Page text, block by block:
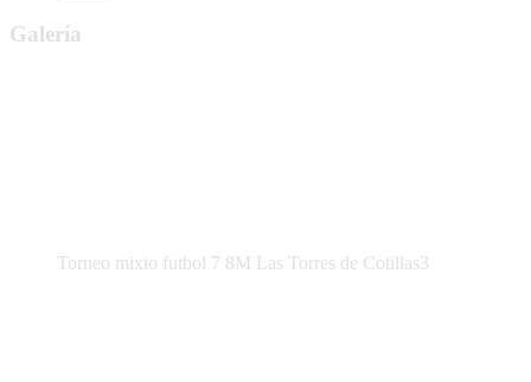
Galería
Torneo mixto futbol 7 8M Las Torres de Cotillas3